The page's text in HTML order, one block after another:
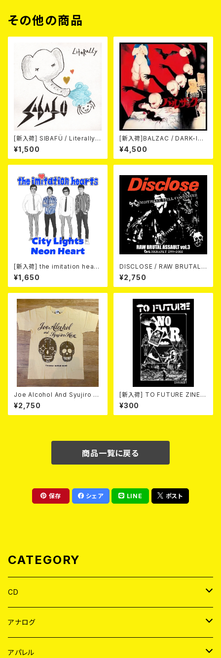
その他の商品
[新入荷] SIBAFÜ / Literally
(7"EP)
¥1,500
[新入荷]BALZAC / DARK-IS
M -20th Anniversary Comp
ilation- (2CD)
¥4,500
[新入荷] the imitation heart
s / City Lights Neon Heart
(7"EP)
¥1,650
DISCLOSE / RAW BRUTAL
ASSAULT Vol.3 : DISCOGR
APHY 1999-2002 (2xCD)
¥2,750
Joe Alcohol And Syujiro H
ase / Strange Guitar Blues
¥2,750
[新入荷] TO FUTURE ZINE 2
026 issue 21 -NO WAR! NO
HATE!- (ZINE)
¥300
商品一覧に戻る
保存 シェア LINE ポスト
CATEGORY
CD
JAPAN
WORLD
アナログ
JAPAN
アパレル